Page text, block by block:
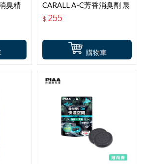
臭精
購物車
CARALL A-C芳香消臭劑 晨
光茉莉 J3677
$ 255